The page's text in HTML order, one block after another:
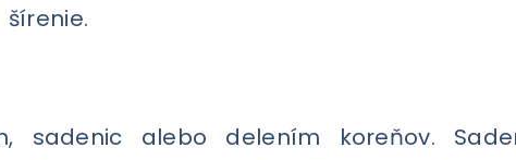
sadenic alebo delením koreňov.